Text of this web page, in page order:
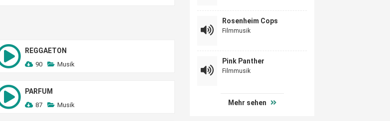
REGGAETON
90 Musik
PARFUM
87 Musik
Rosenheim Cops
Filmmusik
Pink Panther
Filmmusik
Mehr sehen